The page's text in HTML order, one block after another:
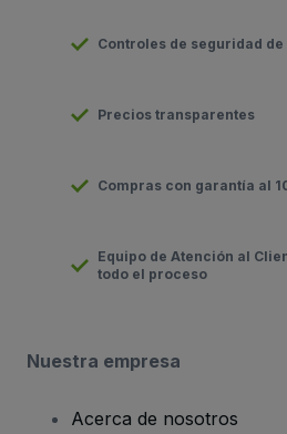
Controles de seguridad
Precios transparentes
Compras con garantía al
Equipo de Atención al
todo el proceso
Nuestra empresa
Acerca de nosotros